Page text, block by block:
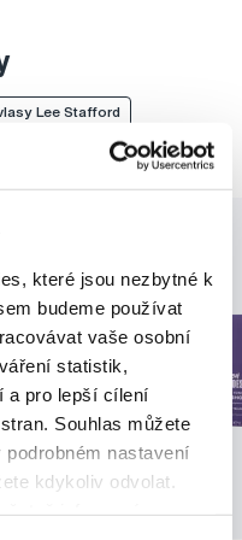
které jsou nezbytné k
budeme používat
vaše osobní
statistik,
a pro lepší cílení
Souhlas můžete
nastavení
kdykoliv odvolat.
Lee Stafford
Akce